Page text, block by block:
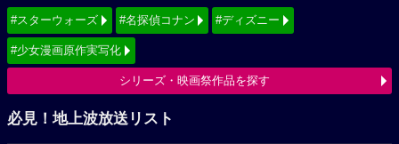
#スターウォーズ #名探偵コナン #ディズニー
#少女漫画原作実写化
シリーズ・映画祭作品を探す
必見！地上波放送リスト